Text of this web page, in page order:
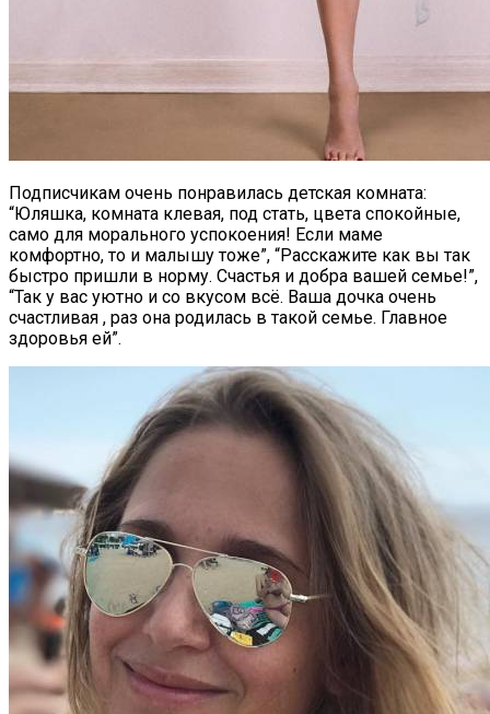
Подписчикам очень понравилась детская комната:
“Юляшка, комната клевая, под стать, цвета спокойные,
само для морального успокоения! Если маме
комфортно, то и малышу тоже”, “Расскажите как вы так
быстро пришли в норму. Счастья и добра вашей семье!”,
“Так у вас уютно и со вкусом всё. Ваша дочка очень
счастливая , раз она родилась в такой семье. Главное
здоровья ей”.